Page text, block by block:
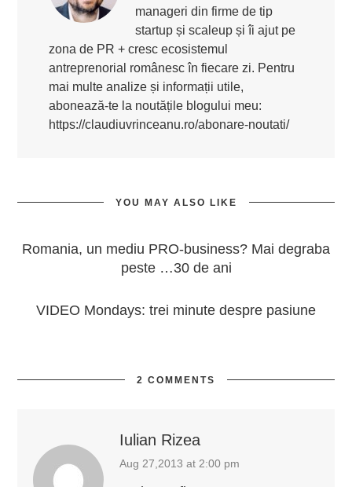
manageri din firme de tip
startup și scaleup și îi ajut pe
zona de PR + cresc ecosistemul
antreprenorial românesc în fiecare zi. Pentru
mai multe analize și informații utile,
abonează-te la noutățile blogului meu:
https://claudiuvrinceanu.ro/abonare-noutati/
YOU MAY ALSO LIKE
Romania, un mediu PRO-business? Mai degraba
peste …30 de ani
VIDEO Mondays: trei minute despre pasiune
2 COMMENTS
Iulian Rizea
Aug 27,2013 at 2:00 pm